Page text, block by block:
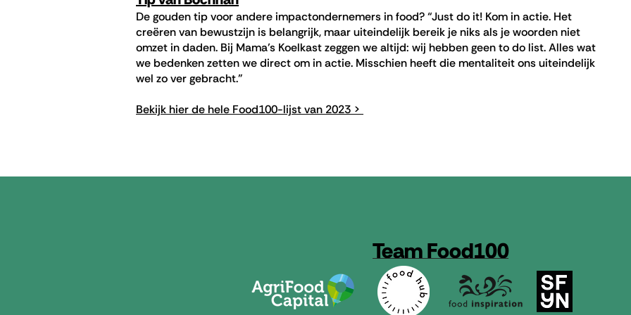
De gouden tip voor andere impactondernemers in food? “Just do it! Kom in actie. Het
creëren van bewustzijn is belangrijk, maar uiteindelijk bereik je niks als je woorden niet
omzet in daden. Bij Mama’s Koelkast zeggen we altijd: wij hebben geen to do list. Alles wat
we bedenken zetten we direct om in actie. Misschien heeft die mentaliteit ons uiteindelijk
wel zo ver gebracht.”
Bekijk hier de hele Food100-lijst van 2023 >
Team Food100